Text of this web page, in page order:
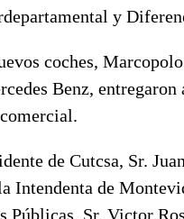
y
coches,
Benz, entregaron
de Cutcsa, Sr.
Intendenta de
Públicas, Sr. Victor